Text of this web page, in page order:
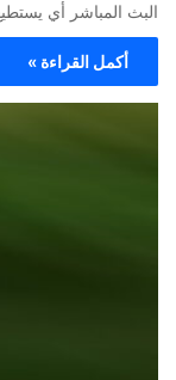
البث المباشر أي
أكمل القراءة »